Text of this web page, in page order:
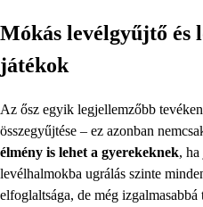
Mókás levélgyűjtő és
játékok
Az ősz egyik legjellemzőbb
összegyűjtése – ez azonban
élmény is lehet a gyerekeknek,
levélhalmokba ugrálás szinte
elfoglaltsága, de még